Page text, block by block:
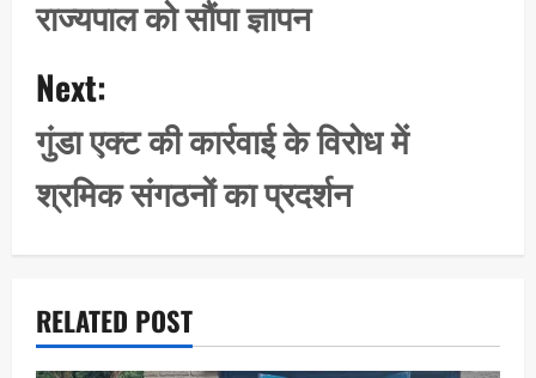
n
v
i
g
a
i
o
n
राज्यपाल को सौंपा ज्ञापन
Next:
गुंडा एक्ट की कार्रवाई के विरोध में
श्रमिक संगठनों का प्रदर्शन
RELATED POST